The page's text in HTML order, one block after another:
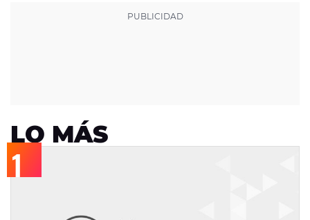
LO MÁS